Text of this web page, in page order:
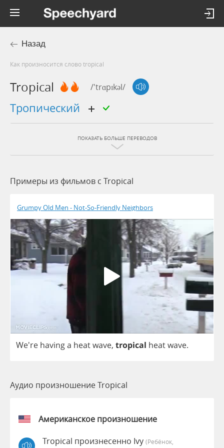
Назад
Как произносится слово tropical
Tropical /'trɑpɪkəl/
тропический
ПОКАЗАТЬ БОЛЬШЕ ПЕРЕВОДОВ
Примеры из фильмов c Tropical
Grumpy Old Men - Not-So-Friendly Neighbors
We're havinga heatwave, tropical heatwave.
Аудио произношение Tropical
Американское произношение
Tropical произнесенно Ivy (Ребёнок,